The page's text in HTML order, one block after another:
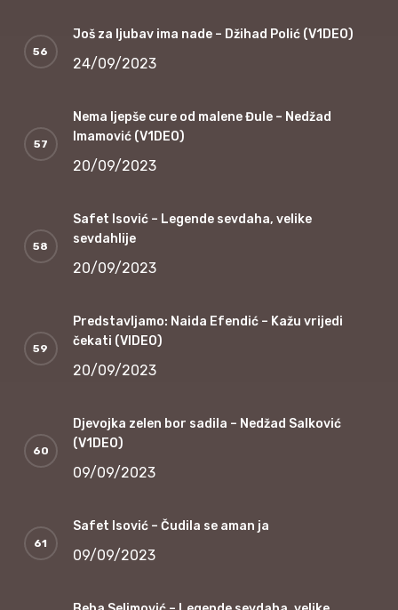
Još za ljubav ima nade – Džihad Polić (V1DEO)
24/09/2023
Nema ljepše cure od malene Đule – Nedžad
Imamović (V1DEO)
20/09/2023
Safet Isović – Legende sevdaha, velike
sevdahlije
20/09/2023
Predstavljamo: Naida Efendić – Kažu vrijedi
čekati (VIDEO)
20/09/2023
Djevojka zelen bor sadila – Nedžad Salković
(V1DEO)
09/09/2023
Safet Isović – Čudila se aman ja
09/09/2023